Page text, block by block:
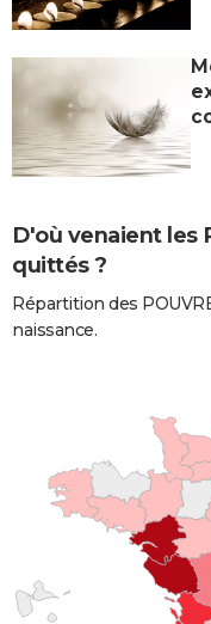
D'où venaient les
quittés ?
Répartition des
naissance.